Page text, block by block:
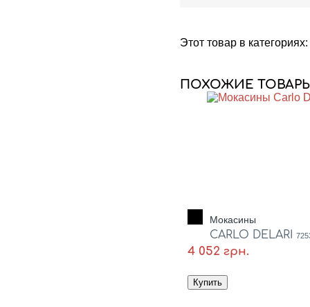
Этот товар в категориях:
ПОХОЖИЕ
Мокасины
CARLO DELARI
4 052 грн.